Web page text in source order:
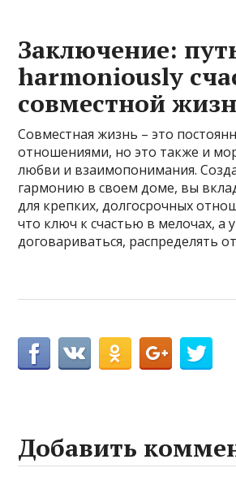
Заключение:
harmoniously
совместной
Совместная жизнь – это
отношениями, но это также и
любви и взаимопонимания.
гармонию в своем доме, вы
для крепких, долгосрочных
что ключ к счастью в мелочах, а
договариваться, распределять
Добавить